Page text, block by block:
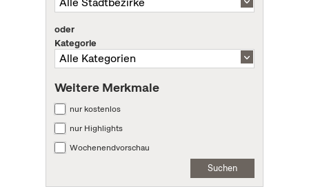
oder
Kategorie
Weitere Merkmale
nur kostenlos
nur Highlights
Wochenendvorschau
Suchen